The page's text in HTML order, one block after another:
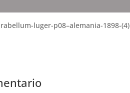
luger-p08–alemania-1898-(4)